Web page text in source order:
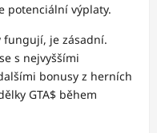
potenciální výplaty.
fungují, je zásadní.
s nejvyššími
bonusy z herních
GTA$ během